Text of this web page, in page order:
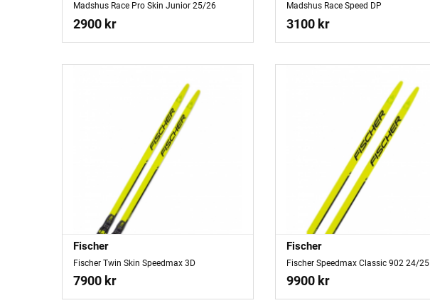
Madshus Race Pro Skin Junior 25/26
2900 kr
Madshus Race Speed DP
3100 kr
Fischer
Fischer Twin Skin Speedmax 3D
7900 kr
Fischer
Fischer Speedmax Classic 902 24/25
9900 kr